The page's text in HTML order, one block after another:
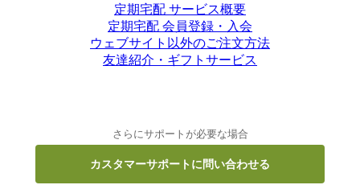
定期宅配 サービス概要
定期宅配 会員登録・入会
ウェブサイト以外のご注文方法
友達紹介・ギフトサービス